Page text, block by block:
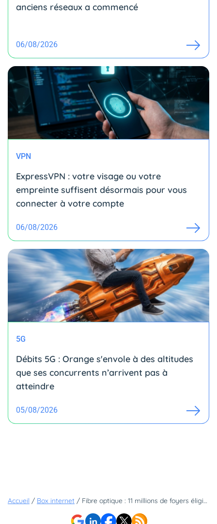
anciens réseaux a commencé
06/08/2026
VPN
ExpressVPN : votre visage ou votre
empreinte suffisent désormais pour vous
connecter à votre compte
06/08/2026
5G
Débits 5G : Orange s'envole à des altitudes
que ses concurrents n’arrivent pas à
atteindre
05/08/2026
Accueil / Box internet / Fibre optique : 11 millions de foyers éligibles, le déploiement ralentit au T1 2018